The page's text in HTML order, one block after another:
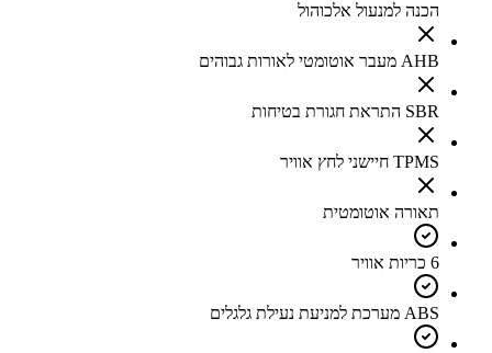
הכנה למנעול אלכוהול
AHB מעבר אוטומטי לאורות גבוהים
SBR התראת חגורת בטיחות
TPMS חיישני לחץ אוויר
תאורה אוטומטית
6 כריות אוויר
ABS מערכת למניעת נעילת גלגלים